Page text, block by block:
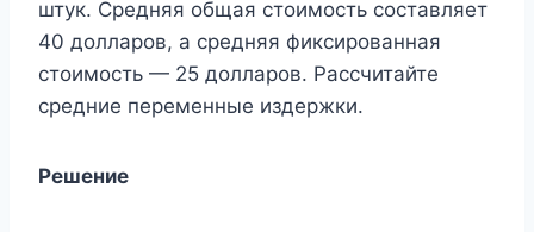
штук. Средняя общая стоимость составляет
40 долларов, а средняя фиксированная
стоимость — 25 долларов. Рассчитайте
средние переменные издержки.
Решение